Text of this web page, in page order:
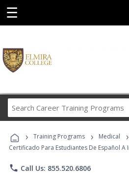
☰
Career
Programs
› Training Programs › Medical ›
Certificado Para Estudiantes De Español A
phone Call Us: 855.520.6806